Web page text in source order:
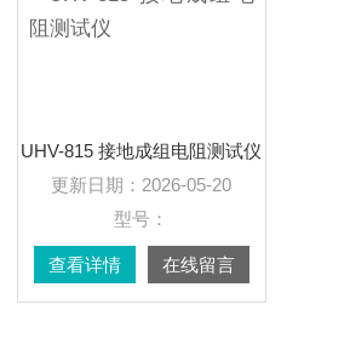
UHV-815 接地成组电阻测试仪
更新日期： 2026-05-20
型号：
查看详情 在线留言